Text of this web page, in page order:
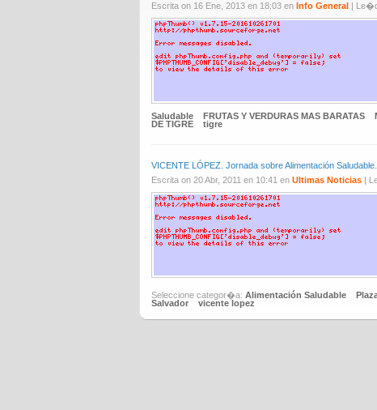
Escrita on 16 Ene, 2013 en 18:03 en Info General |
Saludable
FRUTAS Y VERDURAS MAS BARATAS
DE TIGRE
tigre
VICENTE LÓPEZ. Jornada sobre Alimentación
Escrita on 20 Abr, 2011 en 10:41 en Ultimas Noticias |
Seleccione categor�a: Alimentación Saludable
Salvador
vicente lopez